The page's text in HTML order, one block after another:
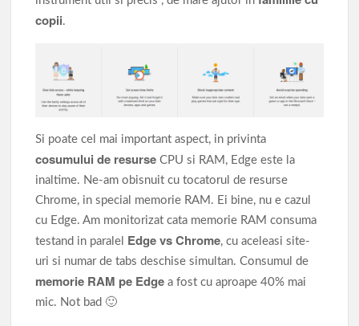
copii.
Si poate cel mai important aspect, in privinta
cosumului de resurseCPU si RAM, Edge este la
inaltime. Ne-am obisnuit cu tocatorul de resurse
Chrome, in special memorie RAM. Ei bine, nu e cazul
cu Edge. Am monitorizat cata memorie RAM consuma
testand in paralel Edge vs Chrome, cu aceleasi site-
uri si numar de tabs deschise simultan. Consumul de
memorie RAM pe Edge a fost cu aproape 40% mai
mic. Not bad 🙂